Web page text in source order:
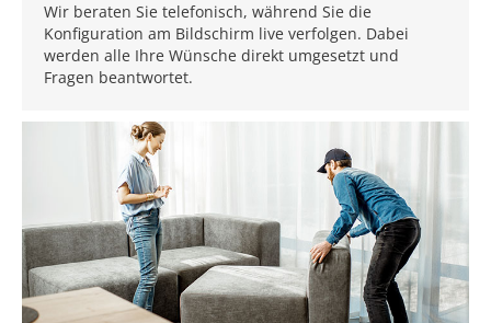
Wir beraten Sie telefonisch, während Sie die
Konfiguration am Bildschirm live verfolgen. Dabei
werden alle Ihre Wünsche direkt umgesetzt und
Fragen beantwortet.